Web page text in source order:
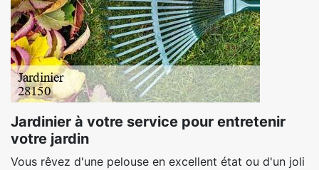
Jardinier à votre service pour entretenir
votre jardin
Vous rêvez d'une pelouse en excellent état ou d'un joli